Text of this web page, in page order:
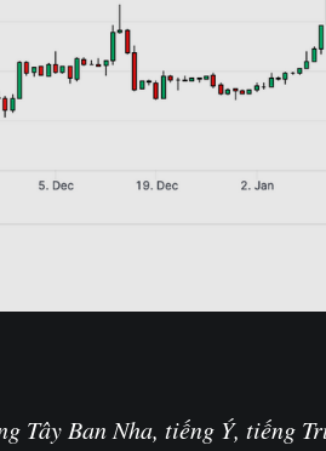
Tây Ban Nha, tiếng Ý, tiếng